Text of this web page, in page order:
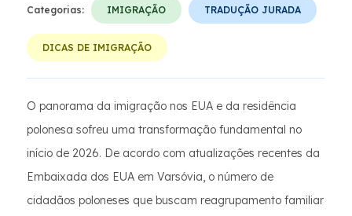
Categorias: IMIGRAÇÃO TRADUÇÃO JURADA
DICAS DE IMIGRAÇÃO
O panorama da imigração nos EUA e da residência
polonesa sofreu uma transformação fundamental no
início de 2026. De acordo com atualizações recentes da
Embaixada dos EUA em Varsóvia, o número de
cidadãos poloneses que buscam reagrupamento familiar